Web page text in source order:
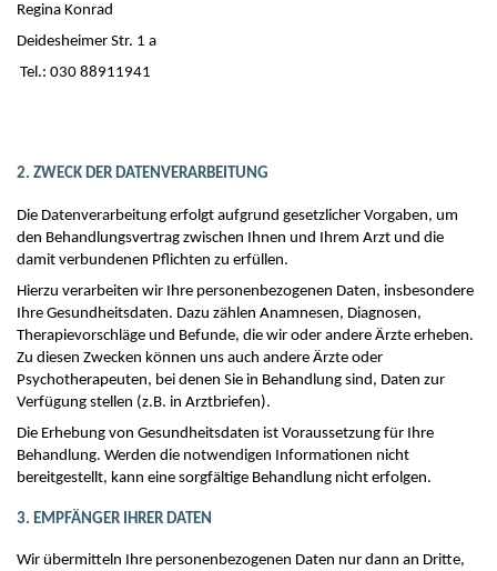
Regina Konrad
Deidesheimer Str. 1 a
Tel.: 030 88911941
2. ZWECK DER DATENVERARBEITUNG
Die Datenverarbeitung erfolgt aufgrund gesetzlicher Vorgaben, um
den Behandlungsvertrag zwischen Ihnen und Ihrem Arzt und die
damit verbundenen Pflichten zu erfüllen.
Hierzu verarbeiten wir Ihre personenbezogenen Daten, insbesondere
Ihre Gesundheitsdaten. Dazu zählen Anamnesen, Diagnosen,
Therapievorschläge und Befunde, die wir oder andere Ärzte erheben.
Zu diesen Zwecken können uns auch andere Ärzte oder
Psychotherapeuten, bei denen Sie in Behandlung sind, Daten zur
Verfügung stellen (z.B. in Arztbriefen).
Die Erhebung von Gesundheitsdaten ist Voraussetzung für Ihre
Behandlung. Werden die notwendigen Informationen nicht
bereitgestellt, kann eine sorgfältige Behandlung nicht erfolgen.
3. EMPFÄNGER IHRER DATEN
Wir übermitteln Ihre personenbezogenen Daten nur dann an Dritte,